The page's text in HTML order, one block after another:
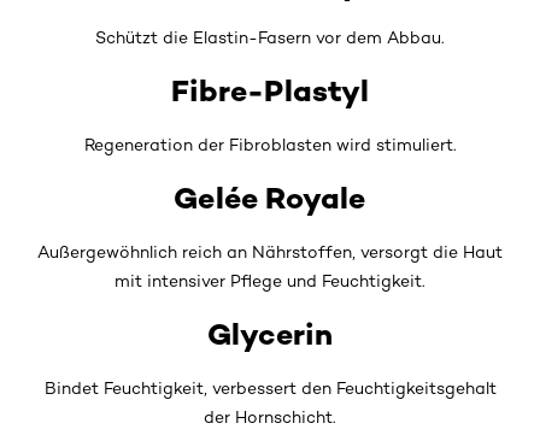
Schützt die Elastin-Fasern vor dem Abbau.
Fibre-Plastyl
Regeneration der Fibroblasten wird stimuliert.
Gelée Royale
Außergewöhnlich reich an Nährstoffen, versorgt die Haut
mit intensiver Pflege und Feuchtigkeit.
Glycerin
Bindet Feuchtigkeit, verbessert den Feuchtigkeitsgehalt
der Hornschicht.